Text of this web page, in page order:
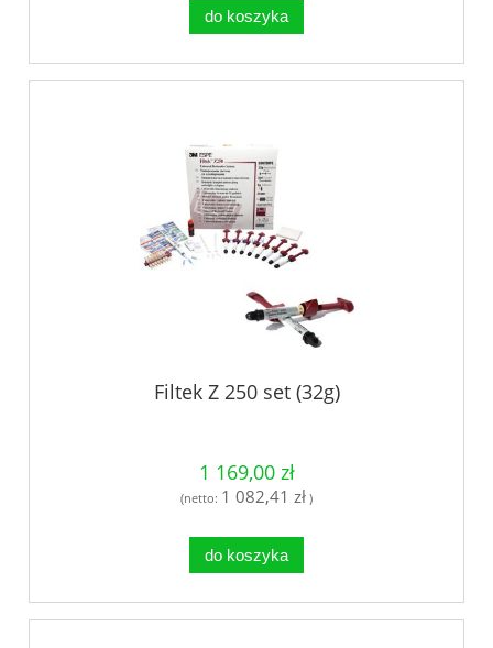
do koszyka
Filtek Z 250 set (32g)
1 169,00 zł
(netto: 1 082,41 zł )
do koszyka